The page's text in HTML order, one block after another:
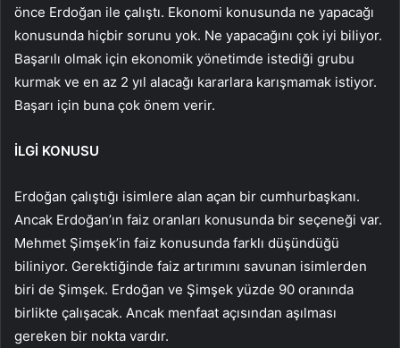
önce Erdoğan ile çalıştı. Ekonomi konusunda ne yapacağı
konusunda hiçbir sorunu yok. Ne yapacağını çok iyi biliyor.
Başarılı olmak için ekonomik yönetimde istediği grubu
kurmak ve en az 2 yıl alacağı kararlara karışmamak istiyor.
Başarı için buna çok önem verir.
İLGİ KONUSU
Erdoğan çalıştığı isimlere alan açan bir cumhurbaşkanı.
Ancak Erdoğan’ın faiz oranları konusunda bir seçeneği var.
Mehmet Şimşek’in faiz konusunda farklı düşündüğü
biliniyor. Gerektiğinde faiz artırımını savunan isimlerden
biri de Şimşek. Erdoğan ve Şimşek yüzde 90 oranında
birlikte çalışacak. Ancak menfaat açısından aşılması
gereken bir nokta vardır.